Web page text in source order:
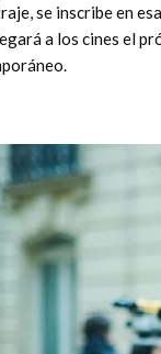
se inscribe en
a los cines el